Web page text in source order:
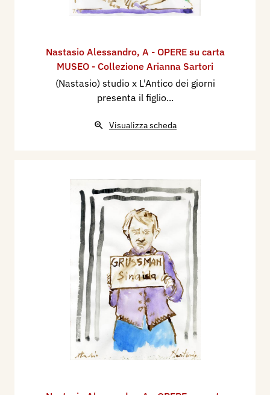
Nastasio Alessandro, A - OPERE su carta
MUSEO - Collezione Arianna Sartori
(Nastasio) studio x L'Antico dei giorni
presenta il figlio...
Visualizza scheda